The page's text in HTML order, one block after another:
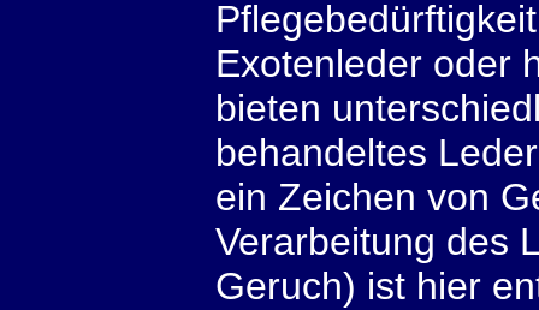
Exotenleder oder
bieten
behandeltes
ein Zeichen von
Verarbeitung des
Geruch) ist hier